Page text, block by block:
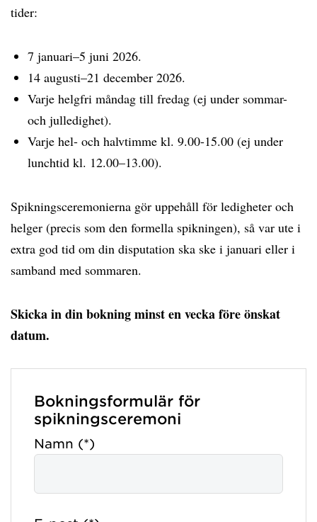
tider:
7 januari–5 juni 2026.
14 augusti–21 december 2026.
Varje helgfri måndag till fredag (ej under sommar-
och julledighet).
Varje hel- och halvtimme kl. 9.00-15.00 (ej under
lunchtid kl. 12.00–13.00).
Spikningsceremonierna gör uppehåll för ledigheter och
helger (precis som den formella spikningen), så var ute i
extra god tid om din disputation ska ske i januari eller i
samband med sommaren.
Skicka in din bokning minst en vecka före önskat
datum.
Bokningsformulär för
spikningsceremoni
Namn